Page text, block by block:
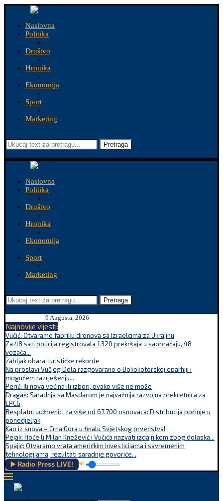
Naslovna
Politika
Društvo
Hronika
Ekonomija
Sport
Marketing
Pretraga
Naslovna
Politika
Društvo
Hronika
Ekonomija
Sport
Marketing
Pretraga
9 Augusta, 2026
Najnovije vijesti:
Vučić: Otvaramo fabriku dronova sa Izraelcima za Ukrajinu
Za 48 sati policija registrovala 1.320 prekršaja u saobraćaju, 48
vozača...
Žabljak obara turističke rekorde
Na proslavi Vučjeg Dola razgovarano o Bokokotorskoj eparhiji i
mogućem razrješenju...
Perić: Ili nova većina ili izbori, ovako više ne može
Dragaš: Saradnja sa Masdarom je najvažnija razvojna prekretnica za
EPCG
Besplatni udžbenici za više od 67.700 osnovaca: Distribucija počinje u
ponedjeljak
Kao iz snova – Crna Gora u finalu Svjetskog prvenstva!
Pejak: Hoće li Milan Knežević i Vučića nazvati izdajnikom zbog dolaska...
Spajić: Otvaramo vrata američkim investicijama i savremenim
tehnologijama, rezultati saradnje govoriće...
▶️ Radio Press LIVE! 🔊